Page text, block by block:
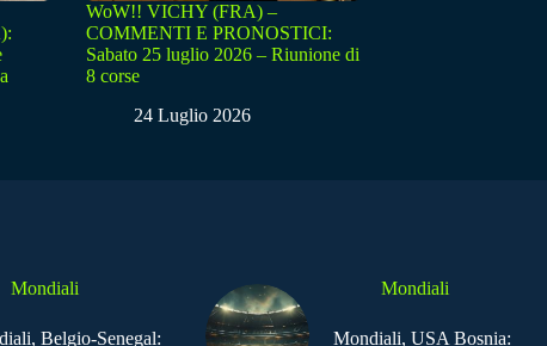
WoW!! VICHY (FRA) –
COMMENTI E PRONOSTICI:
Sabato 25 luglio 2026 – Riunione di
8 corse
24 Luglio 2026
Mondiali
Belgio-Senegal:
Mondiali
Mondiali, USA Bosnia: